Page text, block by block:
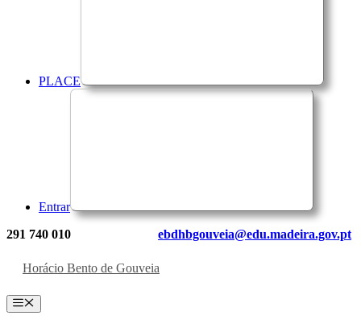
PLACE
Entrar
291 740 010 ebdhbgouveia@edu.madeira.gov.pt
Horácio Bento de Gouveia
Menu